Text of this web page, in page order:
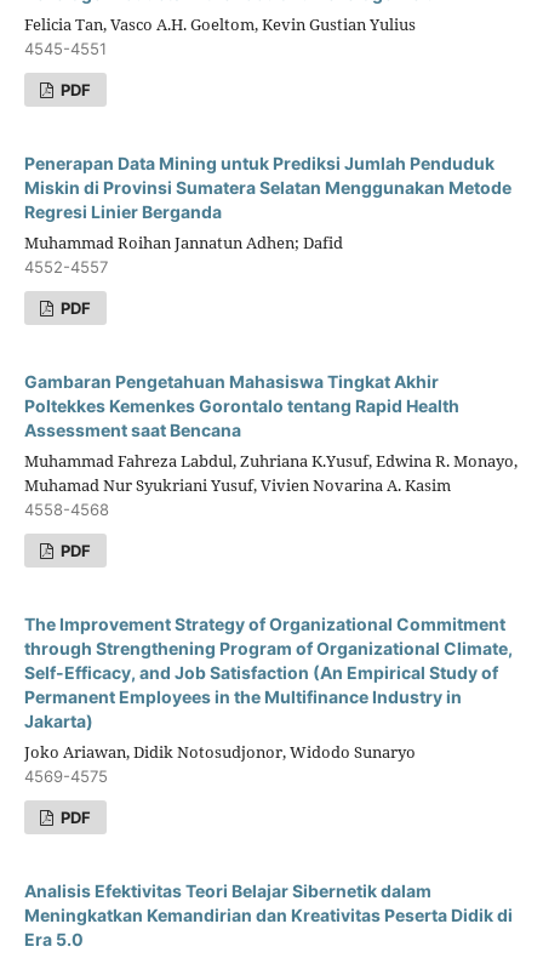
Felicia Tan, Vasco A.H. Goeltom, Kevin Gustian Yulius
4545-4551
PDF
Penerapan Data Mining untuk Prediksi Jumlah Penduduk
Miskin di Provinsi Sumatera Selatan Menggunakan Metode
Regresi Linier Berganda
Muhammad Roihan Jannatun Adhen; Dafid
4552-4557
PDF
Gambaran Pengetahuan Mahasiswa Tingkat Akhir
Poltekkes Kemenkes Gorontalo tentang Rapid Health
Assessment saat Bencana
Muhammad Fahreza Labdul, Zuhriana K.Yusuf, Edwina R. Monayo,
Muhamad Nur Syukriani Yusuf, Vivien Novarina A. Kasim
4558-4568
PDF
The Improvement Strategy of Organizational Commitment
through Strengthening Program of Organizational Climate,
Self-Efficacy, and Job Satisfaction (An Empirical Study of
Permanent Employees in the Multifinance Industry in
Jakarta)
Joko Ariawan, Didik Notosudjonor, Widodo Sunaryo
4569-4575
PDF
Analisis Efektivitas Teori Belajar Sibernetik dalam
Meningkatkan Kemandirian dan Kreativitas Peserta Didik di
Era 5.0